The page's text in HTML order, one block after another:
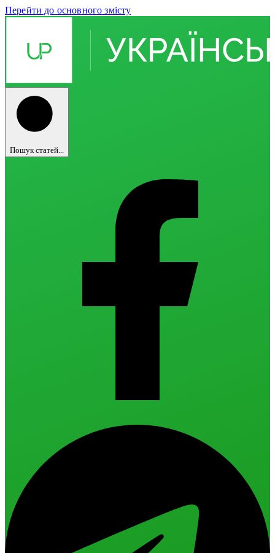
Перейти до основного змісту
Пошук статей...